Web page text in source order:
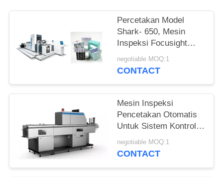
Percetakan Model
Shark- 650, Mesin
Inspeksi Focusight
Untuk Karton Lipat
Vodka
negotiable MOQ:1
CONTACT
Mesin Inspeksi
Pencetakan Otomatis
Untuk Sistem Kontrol
Kualitas Label Garmen
dengan Kecepatan
negotiable MOQ:1
CONTACT